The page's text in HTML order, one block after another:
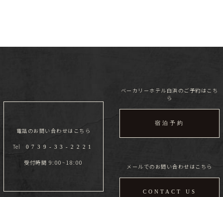
電話のお問い合わせはこちら
Tel 0739-33-2221
受付時間 9:00~18:00
ベーカリーホテル白浜のご予約はこち
ら
宿泊予約
メールでのお問い合わせはこちら
CONTACT US